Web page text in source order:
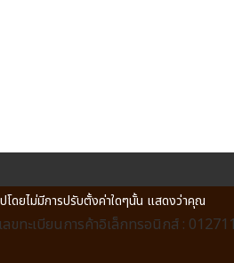
ะเบียนการค้าอิเล็กทรอนิกส์ :
โดยไม่มีการปรับตั้งค่าใดๆนั้น แสดงว่าคุณ